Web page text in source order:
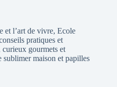
et l’art de vivre, Ecole
pratiques et
curieux gourmets et
sublimer maison et papilles